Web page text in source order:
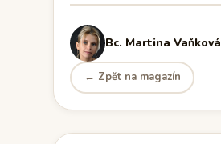
Bc. Martina Vaňková
← Zpět na magazín